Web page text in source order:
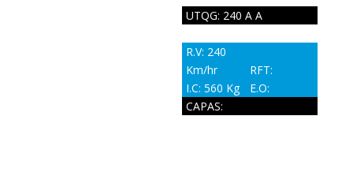
UTQG: 240 A A
R.V: 240
Km/hr
RFT:
I.C: 560 Kg
E.O:
CAPAS: